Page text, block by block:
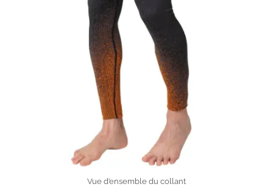
Vue d’ensemble du collant